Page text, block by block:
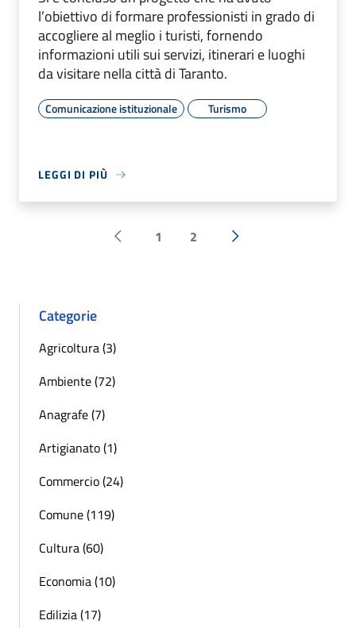
l’obiettivo di formare professionisti in grado di
accogliere al meglio i turisti, fornendo
informazioni utili sui servizi, itinerari e luoghi
da visitare nella città di Taranto.
Comunicazione istituzionale Turismo
LEGGI DI PIÙ
Pagina precedente
1 2 Successiva »
Categorie
Agricoltura (3)
Ambiente (72)
Anagrafe (7)
Artigianato (1)
Commercio (24)
Comune (119)
Cultura (60)
Economia (10)
Edilizia (17)